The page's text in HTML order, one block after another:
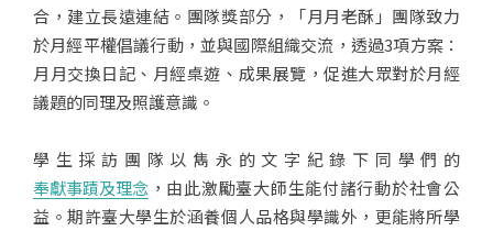
合，建立長遠連結。團隊獎部分，「月月老酥」團隊致力
於月經平權倡議行動，並與國際組織交流，透過3項方案：
月月交換日記、月經桌遊、成果展覽，促進大眾對於月經
議題的同理及照護意識。
學生採訪團隊以雋永的文字紀錄下同學們的
奉獻事蹟及理念 ，由此激勵臺大師生能付諸行動於社會公
益。期許臺大學生於涵養個人品格與學識外，更能將所學